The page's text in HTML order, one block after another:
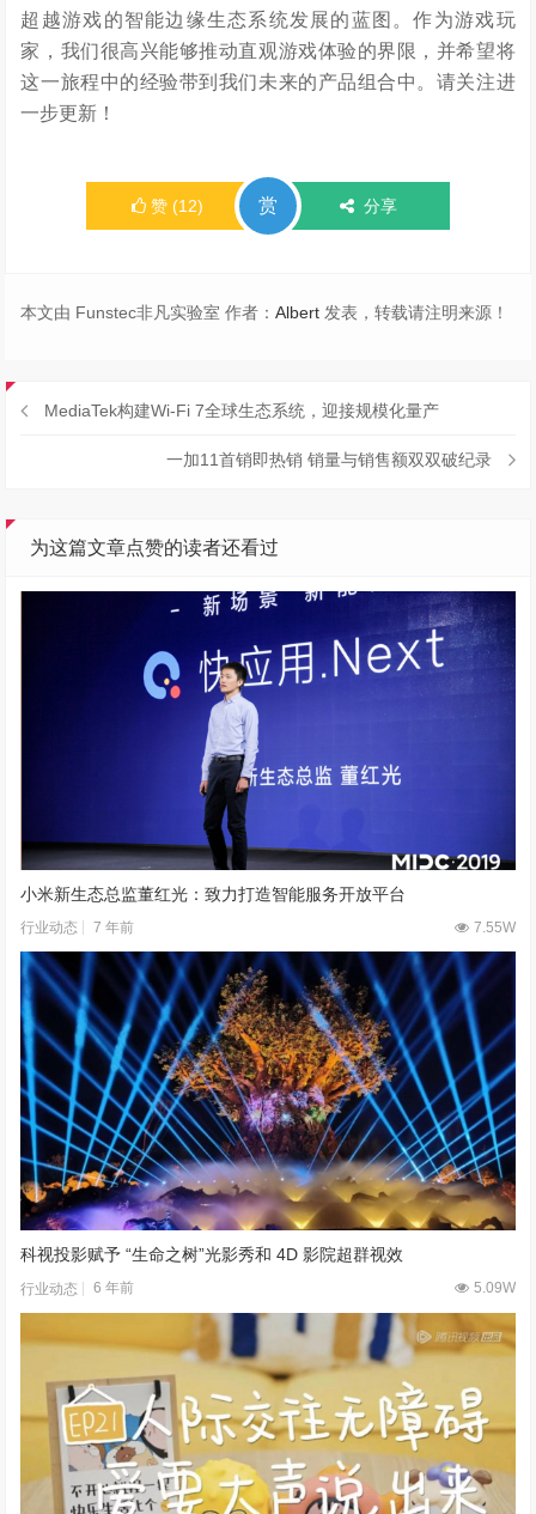
超越游戏的智能边缘生态系统发展的蓝图。作为游戏玩
家，我们很高兴能够推动直观游戏体验的界限，并希望将
这一旅程中的经验带到我们未来的产品组合中。请关注进
一步更新！
赞 (12) 赏 分享
本文由 Funstec非凡实验室 作者：Albert 发表，转载请注明来源！
MediaTek构建Wi-Fi 7全球生态系统，迎接规模化量产
一加11首销即热销 销量与销售额双双破纪录
为这篇文章点赞的读者还看过
小米新生态总监董红光：致力打造智能服务开放平台
行业动态 7 年前 7.55W
科视投影赋予 “生命之树”光影秀和 4D 影院超群视效
行业动态 6 年前 5.09W